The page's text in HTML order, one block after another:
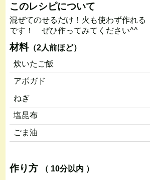
このレシピについて
混ぜてのせるだけ！火も使わず作れる
です！ ぜひ作ってみてください^^
材料（2人前ほど）
炊いたご飯
アボガド
ねぎ
塩昆布
ごま油
作り方 （ 10分以内 ）